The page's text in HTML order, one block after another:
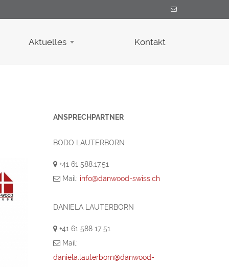
Aktuelles Kontakt
ANSPRECHPARTNER
BODO LAUTERBORN
+41 61 588.17.51
Mail: info@danwood-swiss.ch
DANIELA LAUTERBORN
+41 61 588 17 51
Mail:
daniela.lauterborn@danwood-